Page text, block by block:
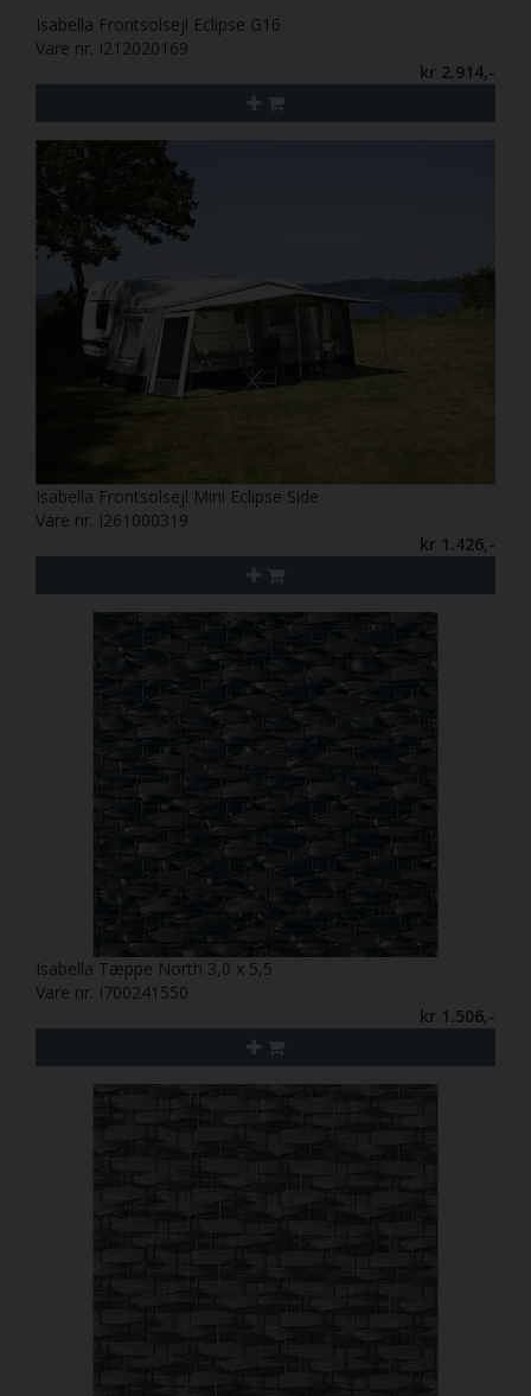
Isabella Frontsolsejl Eclipse G16
Vare nr. I212020169
kr 2.914,-
Isabella Frontsolsejl Mini Eclipse Side
Vare nr. I261000319
kr 1.426,-
Isabella Tæppe North 3,0 x 5,5
Vare nr. I700241550
kr 1.506,-